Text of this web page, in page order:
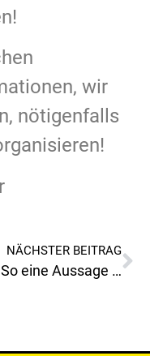
wir
nötigenfalls
NÄCHSTER BEITRAG
So eine Aussage eines Bundespräsidenten, ist beschämend, peinlich und ein absolutes NO-GO!￼